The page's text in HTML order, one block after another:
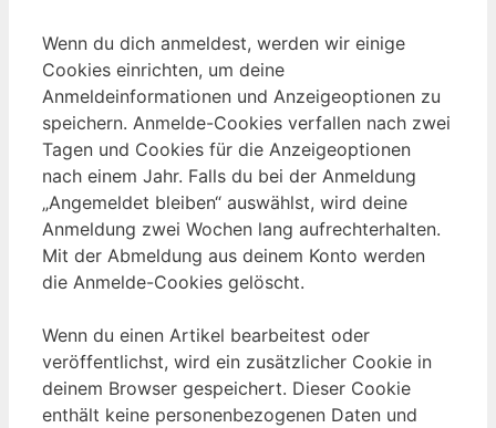
Wenn du dich anmeldest, werden wir einige
Cookies einrichten, um deine
Anmeldeinformationen und Anzeigeoptionen zu
speichern. Anmelde-Cookies verfallen nach zwei
Tagen und Cookies für die Anzeigeoptionen
nach einem Jahr. Falls du bei der Anmeldung
„Angemeldet bleiben“ auswählst, wird deine
Anmeldung zwei Wochen lang aufrechterhalten.
Mit der Abmeldung aus deinem Konto werden
die Anmelde-Cookies gelöscht.
Wenn du einen Artikel bearbeitest oder
veröffentlichst, wird ein zusätzlicher Cookie in
deinem Browser gespeichert. Dieser Cookie
enthält keine personenbezogenen Daten und